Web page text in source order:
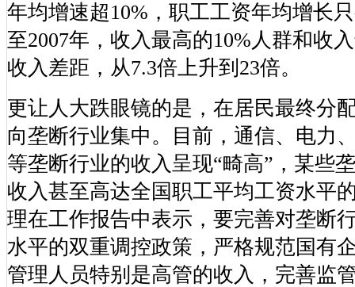
年均增速超10%，职工工资年均增长
至2007年，收入最高的10%人群和收
收入差距，从7.3倍上升到23倍。
更让人大跌眼镜的是，在居民最终分
向垄断行业集中。目前，通信、电力
等垄断行业的收入呈现“畸高”，某些
收入甚至高达全国职工平均工资水平
理在工作报告中表示，要完善对垄断
水平的双重调控政策，严格规范国有
管理人员特别是高管的收入，完善监